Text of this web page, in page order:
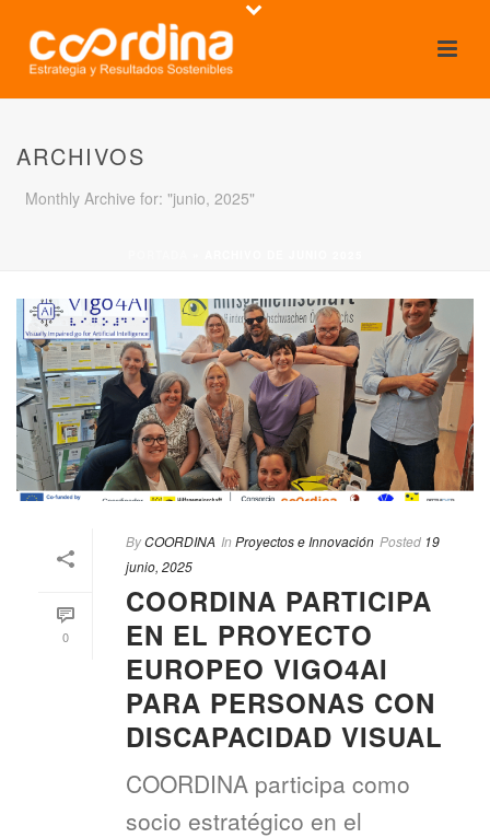
ARCHIVOS
Monthly Archive for: "junio, 2025"
0
ByCOORDINA In Proyectos e Innovación Posted 19
junio, 2025
COORDINA PARTICIPA
EN EL PROYECTO
EUROPEO VIGO4AI
PARA PERSONAS CON
DISCAPACIDAD VISUAL
COORDINA participa como
socio estratégico en el